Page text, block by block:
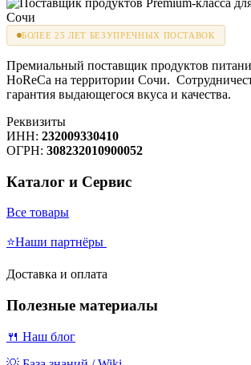
БОЛЕЕ 25 ЛЕТ БЕЗУПРЕЧНЫХ ПОСТАВОК
Премиальный поставщик продуктов
HoReCa на территории Сочи.
гарантия выдающегося вкуса и качества.
Реквизиты
ИНН: 232009330410
ОГРН: 308232010900052
Каталог и Сервис
Все товары
⭐Наши партнёры
Доставка и оплата
Полезные материалы
🍴 Наш блог